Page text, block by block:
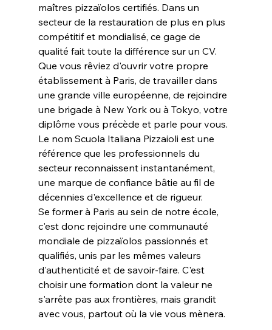
maîtres pizzaïolos certifiés. Dans un
secteur de la restauration de plus en plus
compétitif et mondialisé, ce gage de
qualité fait toute la différence sur un CV.
Que vous rêviez d'ouvrir votre propre
établissement à Paris, de travailler dans
une grande ville européenne, de rejoindre
une brigade à New York ou à Tokyo, votre
diplôme vous précède et parle pour vous.
Le nom Scuola Italiana Pizzaioli est une
référence que les professionnels du
secteur reconnaissent instantanément,
une marque de confiance bâtie au fil de
décennies d'excellence et de rigueur.
Se former à Paris au sein de notre école,
c'est donc rejoindre une communauté
mondiale de pizzaïolos passionnés et
qualifiés, unis par les mêmes valeurs
d'authenticité et de savoir-faire. C'est
choisir une formation dont la valeur ne
s'arrête pas aux frontières, mais grandit
avec vous, partout où la vie vous mènera.